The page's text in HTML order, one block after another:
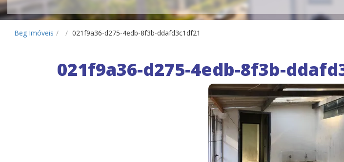
Beg Imóveis / / 021f9a36-d275-4edb-8f3b-ddafd3c1df21
021f9a36-d275-4edb-8f3b-